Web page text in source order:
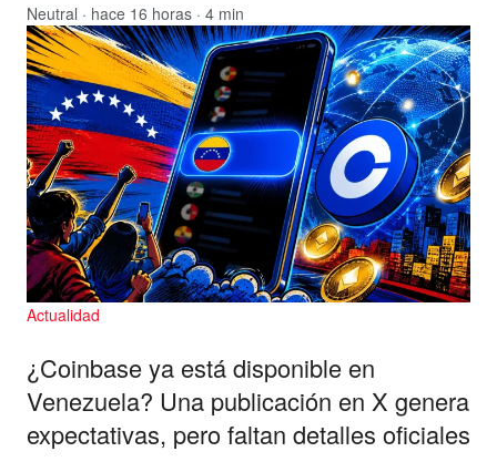
Neutral · hace 16 horas · 4 min
Actualidad
¿Coinbase ya está disponible en
Venezuela? Una publicación en X genera
expectativas, pero faltan detalles oficiales